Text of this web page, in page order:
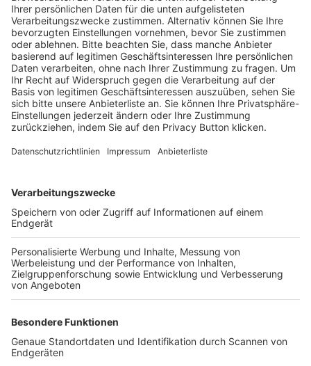
Trainerausbildung
Schulungsangebot Vereinsmitarbeiter
BFV-Geschäftsstellen
Trainerbörse
Login SpielPlus
FOLGE DEM BFV
TOP-VEREINE
TOP-PARTNER